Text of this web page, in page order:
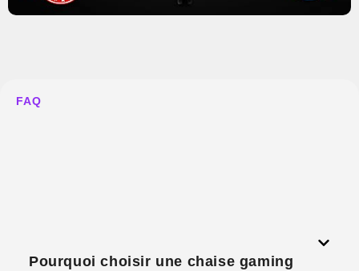
FAQ
Pourquoi choisir une chaise gaming